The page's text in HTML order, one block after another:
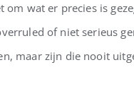
wat er precies is
of niet serieus
maar zijn die nooit